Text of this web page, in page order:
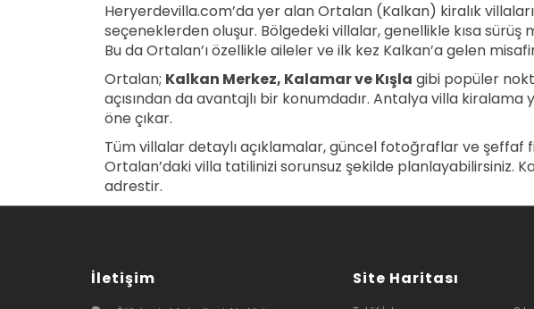
Heryerdevilla.com’da yer alan Ortalan (Kalkan) kiralık
seçeneklerden oluşur. Bölgedeki villalar, genellikle kısa sürüş
Bu da Ortalan’ı özellikle aileler ve ilk kez Kalkan’a gelen
Ortalan; Kalkan Merkez, Kalamar ve Kışla gibi popüler
açısından da avantajlı bir konumdadır. Antalya villa kiralama
öne çıkar.
Tüm villalar detaylı açıklamalar, güncel fotoğraflar ve
Ortalan’daki villa tatilinizi sorunsuz şekilde planlayabilirsiniz.
adrestir.
İletişim Site Haritası